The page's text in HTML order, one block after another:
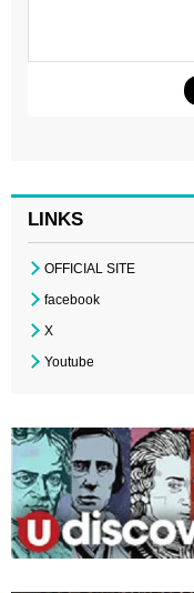
LINKS
OFFICIAL SITE
facebook
X
Youtube